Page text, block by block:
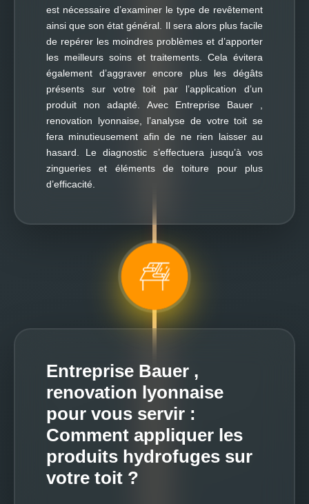
est nécessaire d’examiner le type de revêtement
ainsi que son état général. Il sera alors plus facile
de repérer les moindres problèmes et d’apporter
les meilleurs soins et traitements. Cela évitera
également d’aggraver encore plus les dégâts
présents sur votre toit par l’application d’un
produit non adapté. Avec Entreprise Bauer ,
renovation lyonnaise, l’analyse de votre toit se
fera minutieusement afin de ne rien laisser au
hasard. Le diagnostic s’effectuera jusqu’à vos
zingueries et éléments de toiture pour plus
d’efficacité.
Entreprise Bauer ,
renovation lyonnaise
pour vous servir :
Comment appliquer les
produits hydrofuges sur
votre toit ?